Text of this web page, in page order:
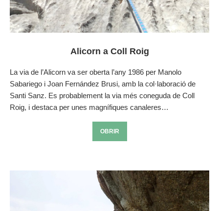
Alicorn a Coll Roig
La via de l’Alicorn va ser oberta l’any 1986 per Manolo
Sabariego i Joan Fernández Brusi, amb la col·laboració de
Santi Sanz. Es probablement la via més coneguda de Coll
Roig, i destaca per unes magnífiques canaleres…
OBRIR